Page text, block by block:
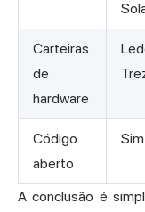
Carteiras
de
hardware
Código
aberto
Sim
A conclusão é